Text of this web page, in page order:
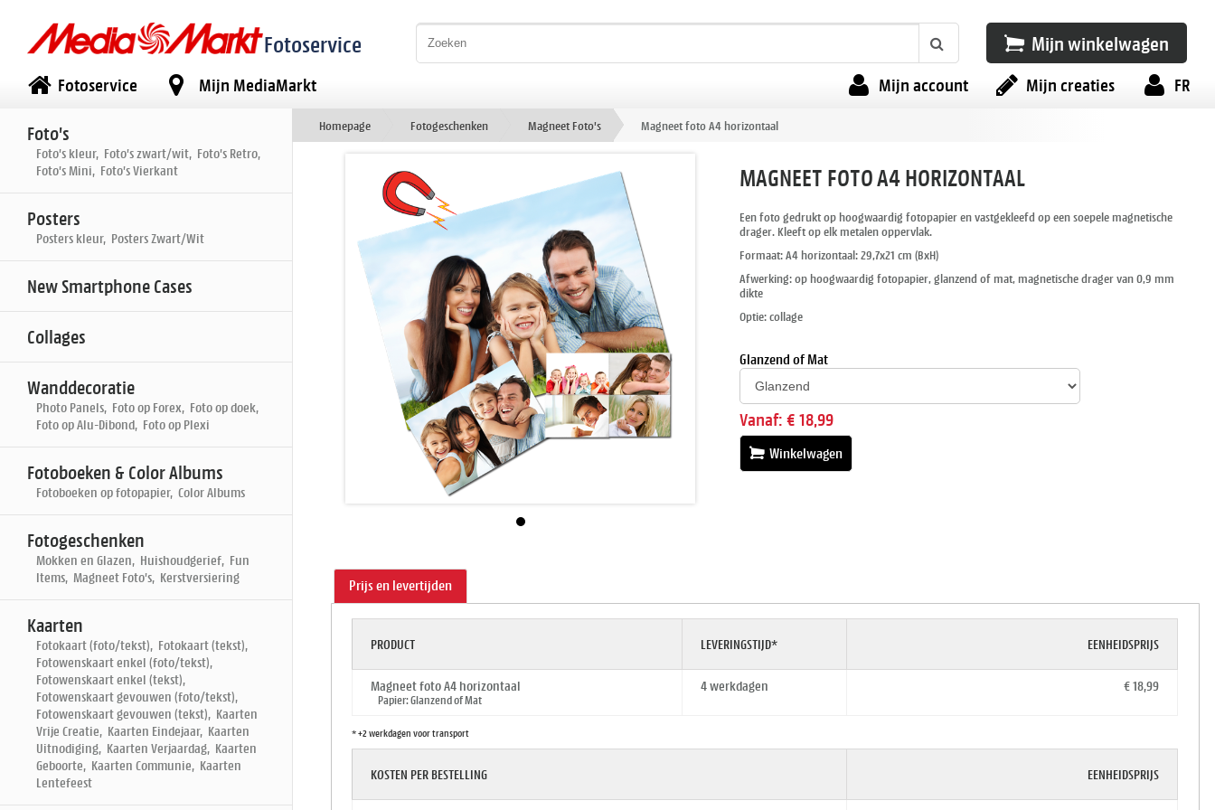
Fotoservice Mijn winkelwagen
Fotoservice Mijn MediaMarkt FR
Mijn creaties
Mijn account
Foto's
Foto's kleur, Foto's zwart/wit, Foto's Retro,
Foto's Mini, Foto's Vierkant
Posters
Posters kleur, Posters Zwart/Wit
New Smartphone Cases
Collages
Wanddecoratie
Photo Panels, Foto op Forex, Foto op doek,
Foto op Alu-Dibond, Foto op Plexi
Fotoboeken & Color Albums
Fotoboeken op fotopapier, Color Albums
Fotogeschenken
Mokken en Glazen, Huishoudgerief, Fun
Items, Magneet Foto's, Kerstversiering
Kaarten
Fotokaart (foto/tekst), Fotokaart (tekst),
Fotowenskaart enkel (foto/tekst),
Fotowenskaart enkel (tekst),
Fotowenskaart gevouwen (foto/tekst),
Fotowenskaart gevouwen (tekst), Kaarten
Vrije Creatie, Kaarten Eindejaar, Kaarten
Uitnodiging, Kaarten Verjaardag, Kaarten
Geboorte, Kaarten Communie, Kaarten
Lentefeest
Homepage Fotogeschenken Magneet Foto's Magneet foto A4 horizontaal
MAGNEET FOTO A4 HORIZONTAAL
Een foto gedrukt op hoogwaardig fotopapier en vastgekleefd op een soepele magnetische
drager. Kleeft op elk metalen oppervlak.
Formaat: A4 horizontaal: 29,7x21 cm (BxH)
Afwerking: op hoogwaardig fotopapier, glanzend of mat, magnetische drager van 0,9 mm
dikte
Optie: collage
Glanzend of Mat
Vanaf: € 18,99
Winkelwagen
Prijs en levertijden
PRODUCT LEVERINGSTIJD* EENHEIDSPRIJS
Magneet foto A4 horizontaal
Papier: Glanzend of Mat
4 werkdagen € 18,99
* +2 werkdagen voor transport
KOSTEN PER BESTELLING EENHEIDSPRIJS